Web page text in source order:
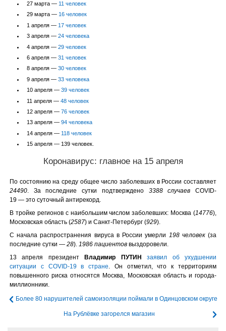
27 марта — 11 человек
29 марта — 16 человек
1 апреля — 17 человек
3 апреля — 24 человека
4 апреля — 29 человек
6 апреля — 31 человек
8 апреля — 30 человек
9 апреля — 33 человека
10 апреля — 39 человек
11 апреля — 48 человек
12 апреля — 76 человек
13 апреля — 94 человека
14 апреля — 118 человек
15 апреля — 139 человек.
Коронавирус: главное на 15 апреля
По состоянию на среду общее число заболевших в России составляет
24490 . За последние сутки подтверждено 3388 случаев COVID-
19 — это суточный антирекорд.
В тройке регионов с наибольшим числом заболевших: Москва (14776),
Московская область (2587) и Санкт-Петербург (929).
С начала распространения вируса в России умерли 198 человек(за
последние сутки — 28). 1986 пациентов выздоровели.
13 апреля президентВладимир ПУТИН
заявил об ухудшении
ситуации с COVID-19 в стране . Он отметил, что к территориям
повышенного риска относятся Москва, Московская область и города-
миллионники.
Более 80 нарушителей самоизоляции поймали в Одинцовском округе
На Рублёвке загорелся магазин